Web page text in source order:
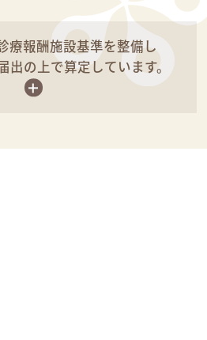
療報酬施設基準を整備し
出の上で算定しています。